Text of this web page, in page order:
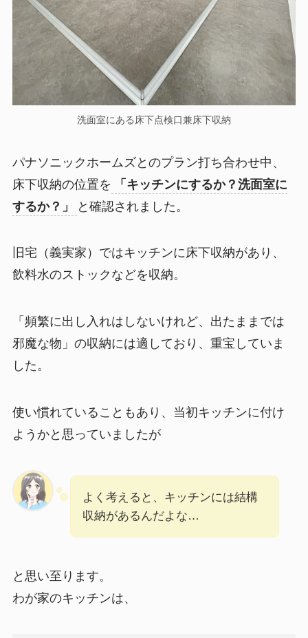
洗面室にある床下点検口兼床下収納
パナソニックホームズとのプラン打ち合わせ中、
床下収納の位置を
「キッチンにするか？洗面室に
するか？」
と確認されました。
旧宅（義実家）ではキッチンに床下収納があり、
飲料水のストックなどを収納。
「頻繁に出し入れはしないけれど、出たままでは
邪魔な物」の収納には適しており、重宝していま
した。
使い慣れていることもあり、当初キッチンに付け
ようかと思っていましたが
よく考えると、キッチンには結構
収納があるんだよな…
と思い至ります。
わが家のキッチンは、